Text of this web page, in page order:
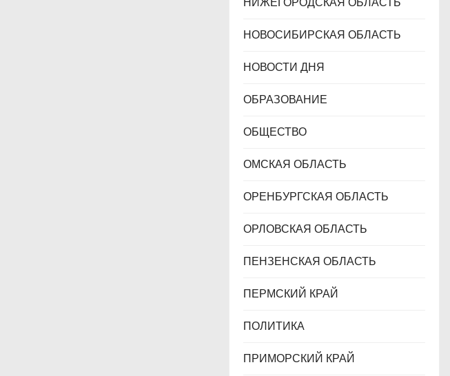
НОВОСИБИРСКАЯ ОБЛАСТЬ
НОВОСТИ ДНЯ
ОБРАЗОВАНИЕ
ОБЩЕСТВО
ОМСКАЯ ОБЛАСТЬ
ОРЕНБУРГСКАЯ ОБЛАСТЬ
ОРЛОВСКАЯ ОБЛАСТЬ
ПЕНЗЕНСКАЯ ОБЛАСТЬ
ПЕРМСКИЙ КРАЙ
ПОЛИТИКА
ПРИМОРСКИЙ КРАЙ